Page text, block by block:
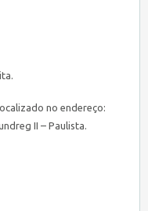
no endereço:
II – Paulista.